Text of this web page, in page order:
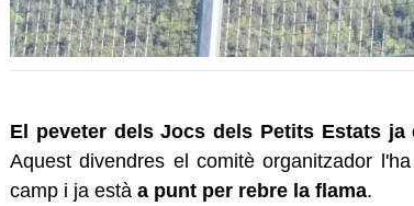
El peveter dels Jocs dels Petits Estats ja
Aquest divendres el comitè organitzador
camp i ja està a punt per rebre la flama.